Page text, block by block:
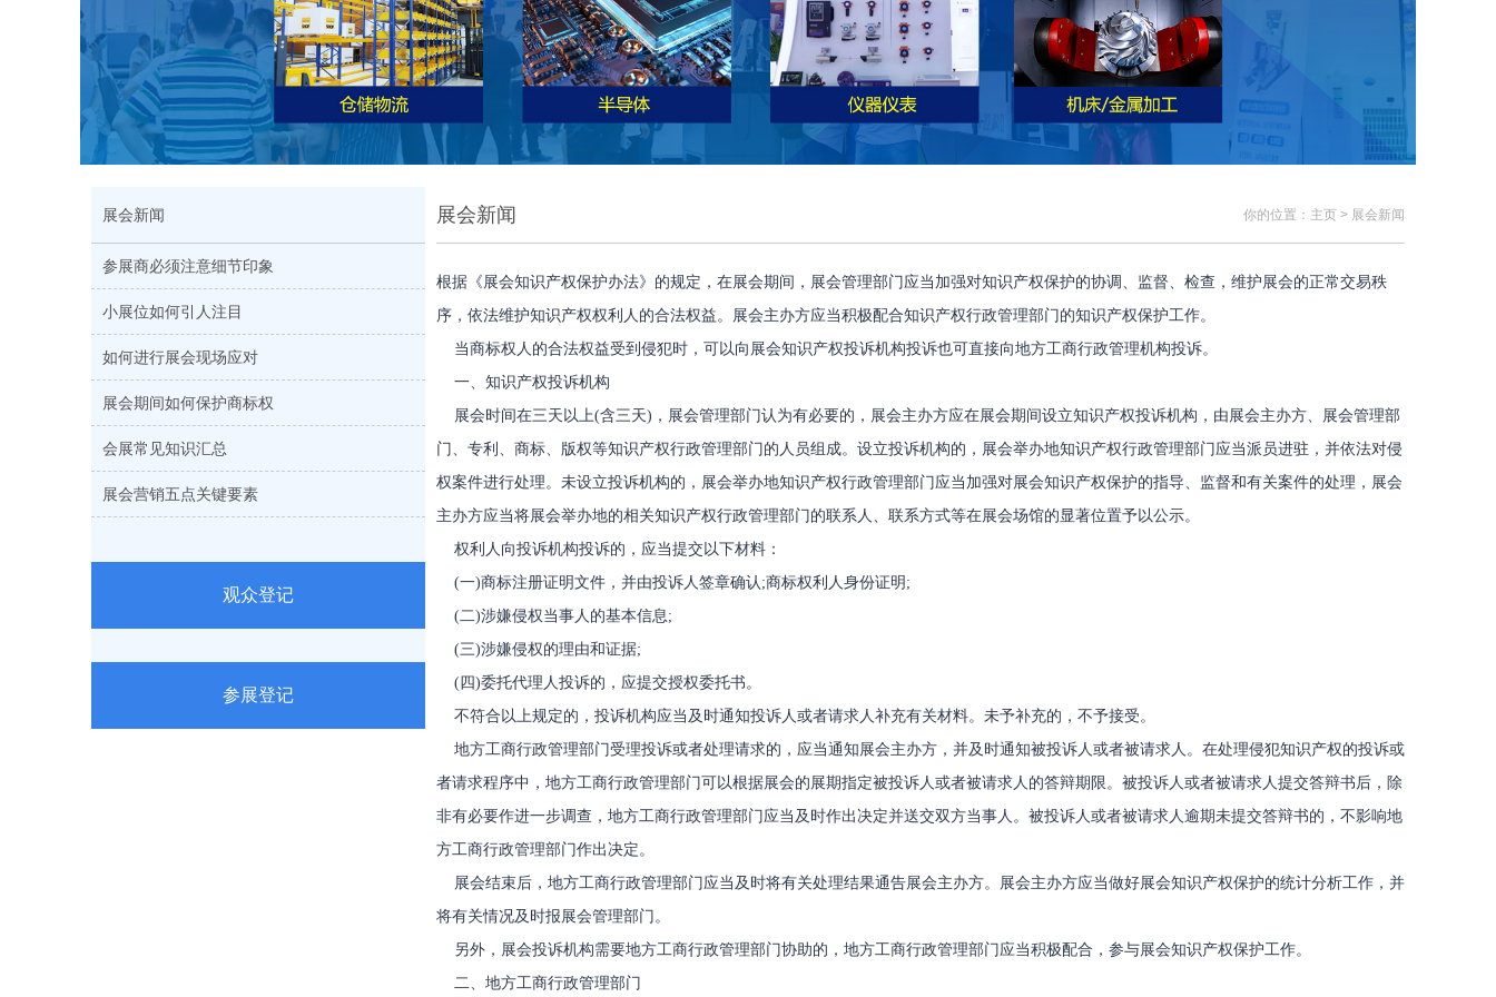
展会新闻
参展商必须注意细节印象
小展位如何引人注目
如何进行展会现场应对
展会期间如何保护商标权
会展常见知识汇总
展会营销五点关键要素
观众登记
参展登记
展会新闻 你的位置：主页 > 展会新闻
根据《展会知识产权保护办法》的规定，在展会期间，展会管理部门应当加强对知识产权保护的协调、监督、检查，维护展会的正常交易秩
序，依法维护知识产权权利人的合法权益。展会主办方应当积极配合知识产权行政管理部门的知识产权保护工作。
当商标权人的合法权益受到侵犯时，可以向展会知识产权投诉机构投诉也可直接向地方工商行政管理机构投诉。
一、知识产权投诉机构
展会时间在三天以上(含三天)，展会管理部门认为有必要的，展会主办方应在展会期间设立知识产权投诉机构，由展会主办方、展会管理部
门、专利、商标、版权等知识产权行政管理部门的人员组成。设立投诉机构的，展会举办地知识产权行政管理部门应当派员进驻，并依法对侵
权案件进行处理。未设立投诉机构的，展会举办地知识产权行政管理部门应当加强对展会知识产权保护的指导、监督和有关案件的处理，展会
主办方应当将展会举办地的相关知识产权行政管理部门的联系人、联系方式等在展会场馆的显著位置予以公示。
权利人向投诉机构投诉的，应当提交以下材料：
(一)商标注册证明文件，并由投诉人签章确认;商标权利人身份证明;
(二)涉嫌侵权当事人的基本信息;
(三)涉嫌侵权的理由和证据;
(四)委托代理人投诉的，应提交授权委托书。
不符合以上规定的，投诉机构应当及时通知投诉人或者请求人补充有关材料。未予补充的，不予接受。
地方工商行政管理部门受理投诉或者处理请求的，应当通知展会主办方，并及时通知被投诉人或者被请求人。在处理侵犯知识产权的投诉或
者请求程序中，地方工商行政管理部门可以根据展会的展期指定被投诉人或者被请求人的答辩期限。被投诉人或者被请求人提交答辩书后，除
非有必要作进一步调查，地方工商行政管理部门应当及时作出决定并送交双方当事人。被投诉人或者被请求人逾期未提交答辩书的，不影响地
方工商行政管理部门作出决定。
展会结束后，地方工商行政管理部门应当及时将有关处理结果通告展会主办方。展会主办方应当做好展会知识产权保护的统计分析工作，并
将有关情况及时报展会管理部门。
另外，展会投诉机构需要地方工商行政管理部门协助的，地方工商行政管理部门应当积极配合，参与展会知识产权保护工作。
二、地方工商行政管理部门